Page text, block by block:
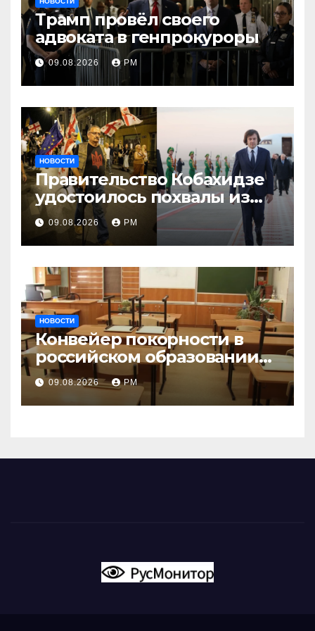
Трамп провёл своего
адвоката в генпрокуроры
09.08.2026 РМ
НОВОСТИ
Правительство Кобахидзе
удостоилось похвалы из
Москвы
09.08.2026 РМ
НОВОСТИ
Конвейер покорности в
российском образовании
наталкивается на
сопротивление
09.08.2026 РМ